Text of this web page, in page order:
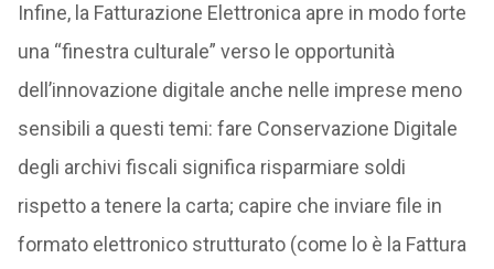
Infine, la Fatturazione Elettronica apre in modo forte
una “finestra culturale” verso le opportunità
dell’innovazione digitale anche nelle imprese meno
sensibili a questi temi: fare Conservazione Digitale
degli archivi fiscali significa risparmiare soldi
rispetto a tenere la carta; capire che inviare file in
formato elettronico strutturato (come lo è la Fattura